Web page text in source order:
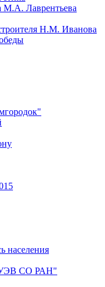
М.А. Лаврентьева
Н.М. Иванова
населения
СО РАН"